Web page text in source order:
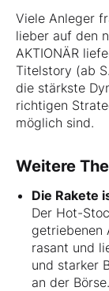
Viele Anleger
lieber auf den
AKTIONÄR
Titelstory (ab
die stärkste
richtigen
möglich sind.
Weitere
Die Rakete
Der Hot-
getriebenen
rasant und
und starker
an der